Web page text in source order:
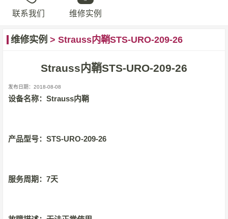
联系我们 维修实例
维修实例 > Strauss内鞘STS-URO-209-26
Strauss内鞘STS-URO-209-26
发布日期：2018-08-08
设备名称： Strauss内鞘
产品型号： STS-URO-209-26
服务周期： 7天